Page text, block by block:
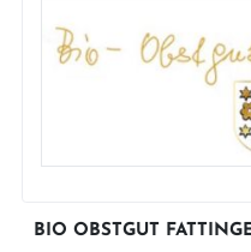
BIO OBSTGUT